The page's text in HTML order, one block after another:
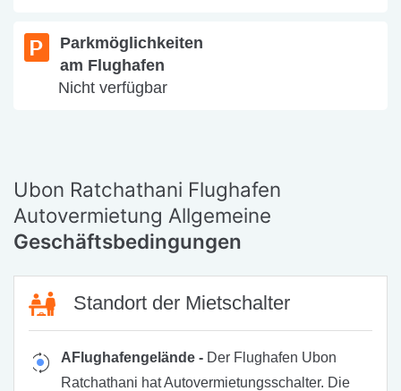
Parkmöglichkeiten
am Flughafen
Nicht verfügbar
Ubon Ratchathani Flughafen
Autovermietung Allgemeine
Geschäftsbedingungen
Standort der Mietschalter
AFlughafengelände - Der Flughafen Ubon
Ratchathani hat Autovermietungsschalter. Die